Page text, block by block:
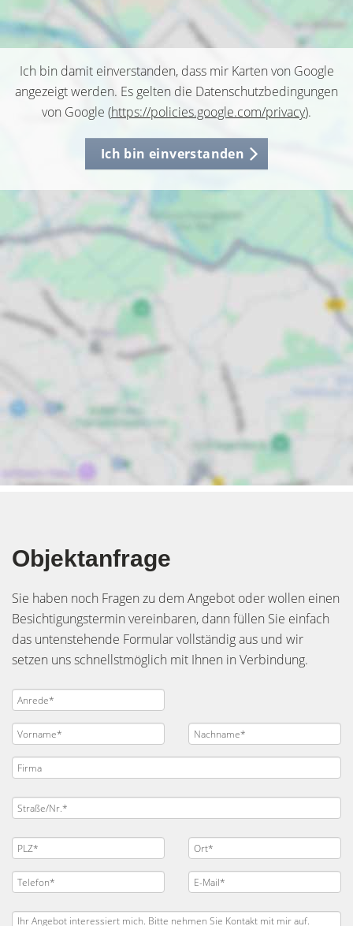
Ich bin damit einverstanden, dass mir Karten von Google
angezeigt werden. Es gelten die Datenschutzbedingungen
von Google (https://policies.google.com/privacy).
Ich bin einverstanden
Objektanfrage
Sie haben noch Fragen zu dem Angebot oder wollen einen
Besichtigungstermin vereinbaren, dann füllen Sie einfach
das untenstehende Formular vollständig aus und wir
setzen uns schnellstmöglich mit Ihnen in Verbindung.